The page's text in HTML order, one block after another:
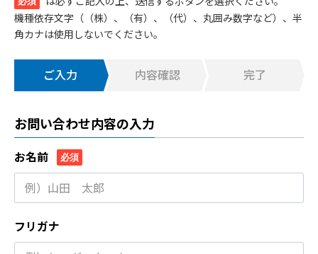
機種依存文字（（株）、（有）、（代）、丸囲み数字など）、半
角カナは使用しないでください。
ご入力 内容確認 完了
お問い合わせ内容の入力
お名前 必須
フリガナ